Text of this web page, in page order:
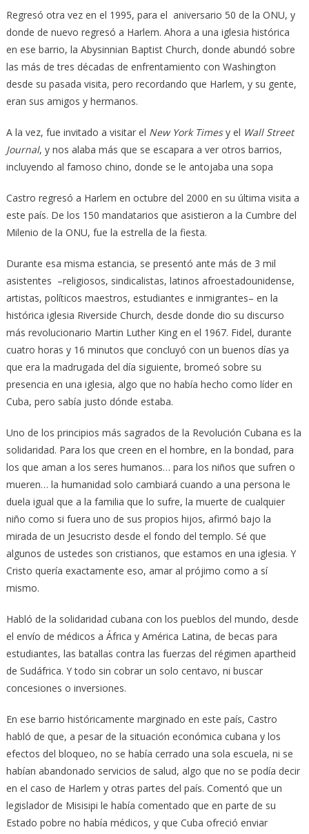
Regresó otra vez en el 1995, para el aniversario 50 de la ONU, y
donde de nuevo regresó a Harlem. Ahora a una iglesia histórica
en ese barrio, la Abysinnian Baptist Church, donde abundó sobre
las más de tres décadas de enfrentamiento con Washington
desde su pasada visita, pero recordando que Harlem, y su gente,
eran sus amigos y hermanos.
A la vez, fue invitado a visitar el New York Timesy el Wall Street
Journal, y nos alaba más que se escapara a ver otros barrios,
incluyendo al famoso chino, donde se le antojaba una sopa
Castro regresó a Harlem en octubre del 2000 en su última visita a
este país. De los 150 mandatarios que asistieron a la Cumbre del
Milenio de la ONU, fue la estrella de la fiesta.
Durante esa misma estancia, se presentó ante más de 3 mil
asistentes –religiosos, sindicalistas, latinos afroestadounidense,
artistas, políticos maestros, estudiantes e inmigrantes– en la
histórica iglesia Riverside Church, desde donde dio su discurso
más revolucionario Martin Luther King en el 1967. Fidel, durante
cuatro horas y 16 minutos que concluyó con un buenos días ya
que era la madrugada del día siguiente, bromeó sobre su
presencia en una iglesia, algo que no había hecho como líder en
Cuba, pero sabía justo dónde estaba.
Uno de los principios más sagrados de la Revolución Cubana es la
solidaridad. Para los que creen en el hombre, en la bondad, para
los que aman a los seres humanos… para los niños que sufren o
mueren… la humanidad solo cambiará cuando a una persona le
duela igual que a la familia que lo sufre, la muerte de cualquier
niño como si fuera uno de sus propios hijos, afirmó bajo la
mirada de un Jesucristo desde el fondo del templo. Sé que
algunos de ustedes son cristianos, que estamos en una iglesia. Y
Cristo quería exactamente eso, amar al prójimo como a sí
mismo.
Habló de la solidaridad cubana con los pueblos del mundo, desde
el envío de médicos a África y América Latina, de becas para
estudiantes, las batallas contra las fuerzas del régimen apartheid
de Sudáfrica. Y todo sin cobrar un solo centavo, ni buscar
concesiones o inversiones.
En ese barrio históricamente marginado en este país, Castro
habló de que, a pesar de la situación económica cubana y los
efectos del bloqueo, no se había cerrado una sola escuela, ni se
habían abandonado servicios de salud, algo que no se podía decir
en el caso de Harlem y otras partes del país. Comentó que un
legislador de Misisipi le había comentado que en parte de su
Estado pobre no había médicos, y que Cuba ofreció enviar